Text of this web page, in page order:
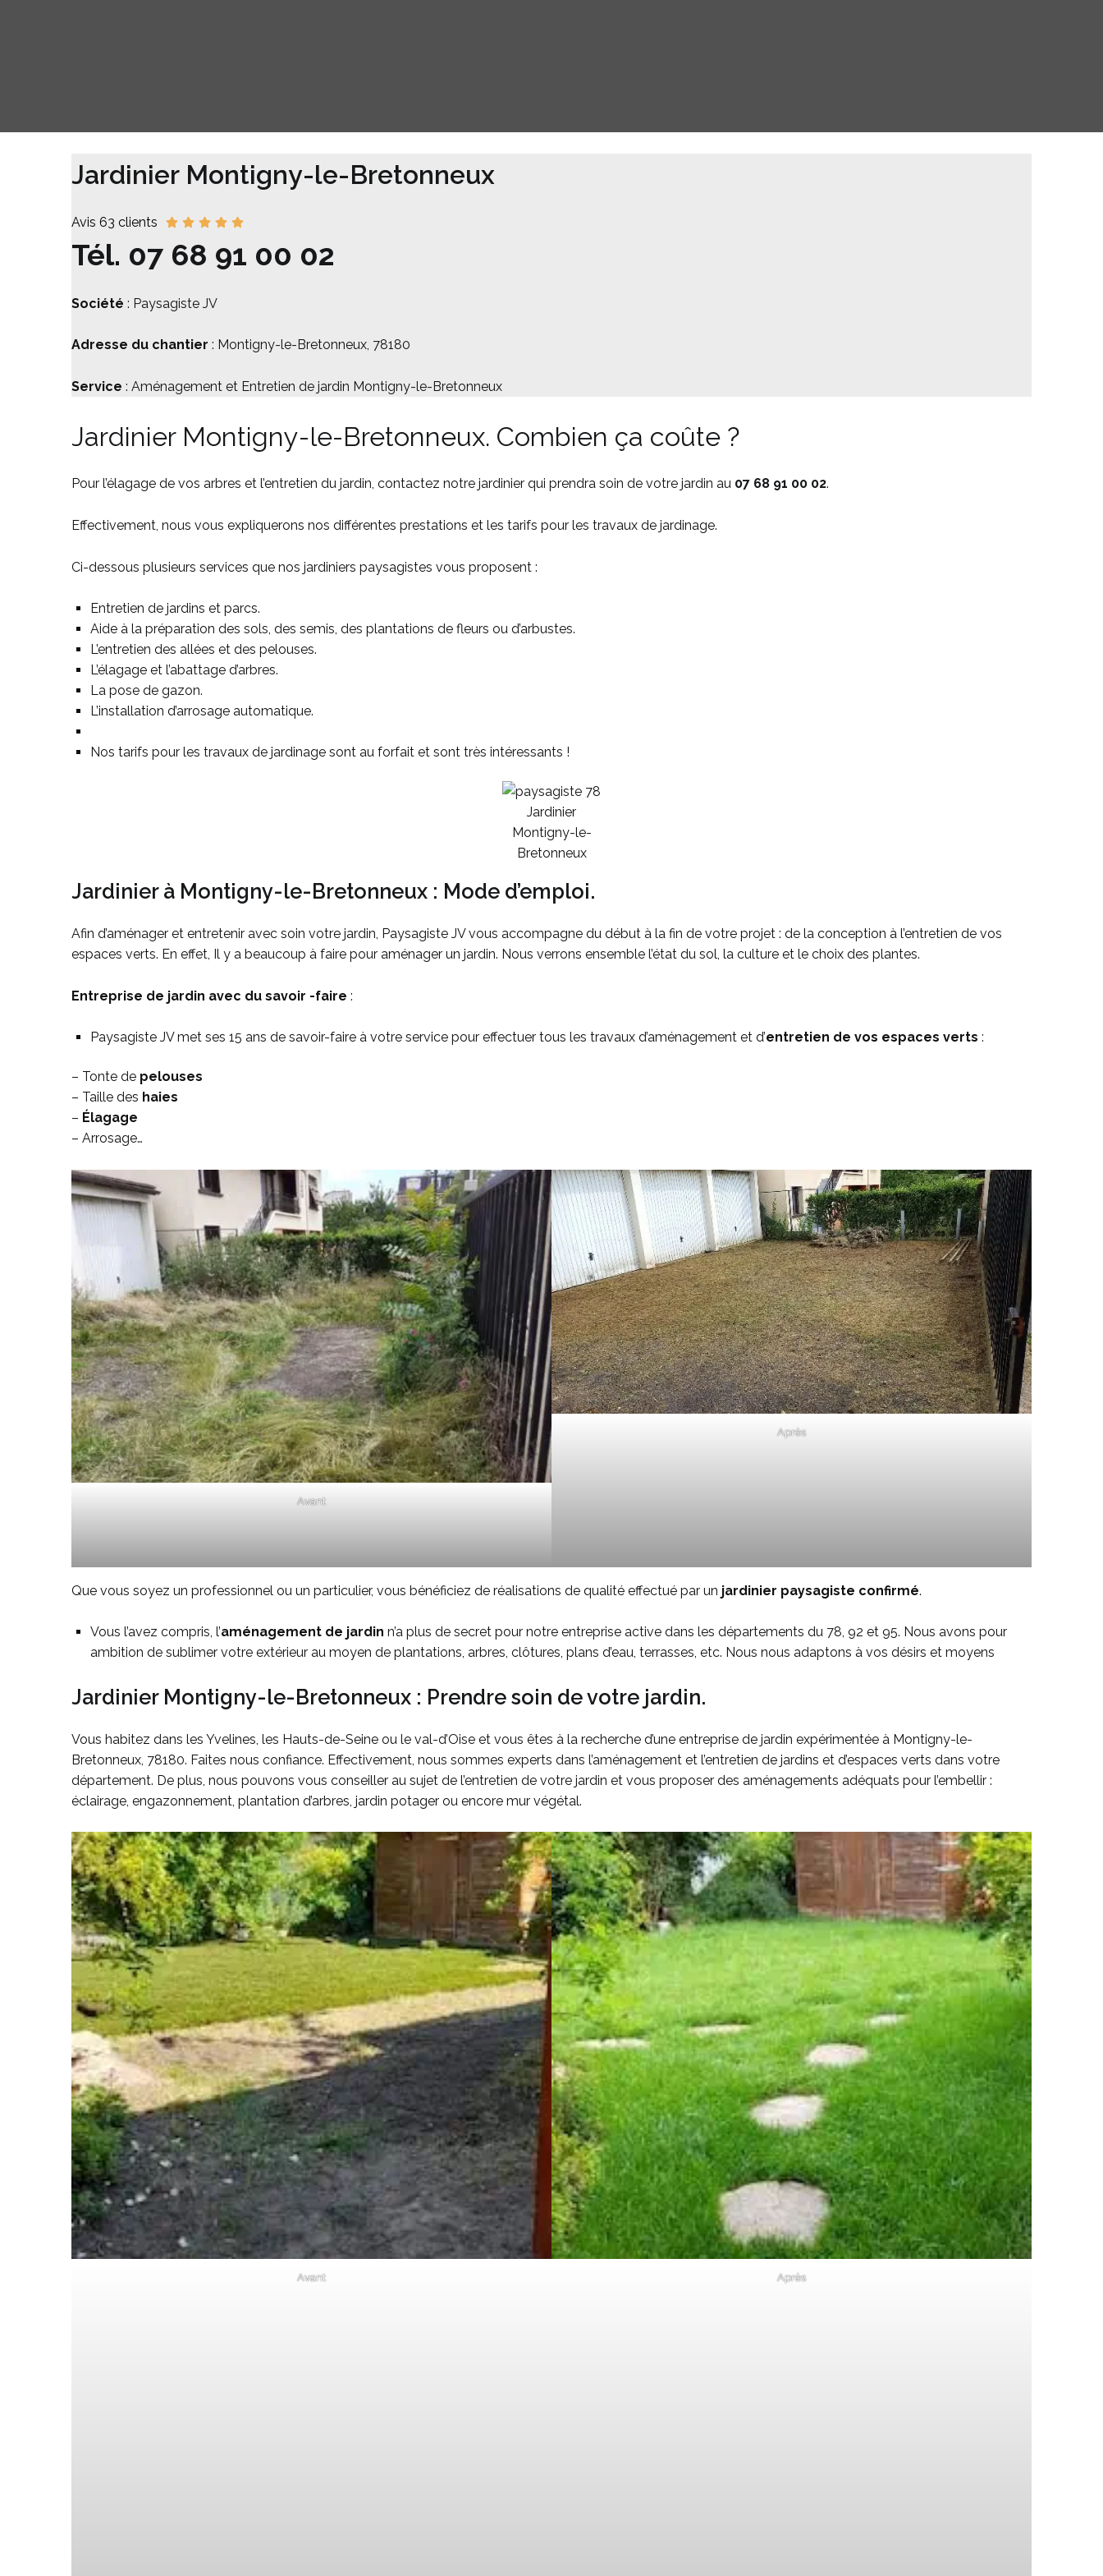
Jardinier Montigny-le-Bretonneux
Avis 63 clients
Tél. 07 68 91 00 02
Société : Paysagiste JV
Adresse du chantier : Montigny-le-Bretonneux, 78180
Service : Aménagement et Entretien de jardin Montigny-le-Bretonneux
Jardinier Montigny-le-Bretonneux. Combien ça coûte ?
Pour l’élagage de vos arbres et l’entretien du jardin, contactez notre jardinier qui prendra soin de votre jardin au 07 68 91 00 02.
Effectivement, nous vous expliquerons nos différentes prestations et les tarifs pour les travaux de jardinage.
Ci-dessous plusieurs services que nos jardiniers paysagistes vous proposent :
Entretien de jardins et parcs.
Aide à la préparation des sols, des semis, des plantations de fleurs ou d’arbustes.
L’entretien des allées et des pelouses.
L’élagage et l’abattage d’arbres.
La pose de gazon.
L’installation d’arrosage automatique.
Nos tarifs pour les travaux de jardinage sont au forfait et sont très intéressants !
Jardinier
Montigny-le-
Bretonneux
Jardinier à Montigny-le-Bretonneux : Mode d’emploi.
Afin d’aménager et entretenir avec soin votre jardin, Paysagiste JV vous accompagne du début à la fin de votre projet : de la conception à l’entretien de vos
espaces verts. En effet, Il y a beaucoup à faire pour aménager un jardin. Nous verrons ensemble l’état du sol, la culture et le choix des plantes.
Entreprise de jardin avec du savoir -faire :
Paysagiste JV met ses 15 ans de savoir-faire à votre service pour effectuer tous les travaux d’aménagement et d’entretien de vos espaces verts :
– Tonte de pelouses
– Taille des haies
– Élagage
– Arrosage…
Avant
Après
Que vous soyez un professionnel ou un particulier, vous bénéficiez de réalisations de qualité effectué par un jardinier paysagiste confirmé.
Vous l’avez compris, l’aménagement de jardin n’a plus de secret pour notre entreprise active dans les départements du 78, 92 et 95. Nous avons pour
ambition de sublimer votre extérieur au moyen de plantations, arbres, clôtures, plans d’eau, terrasses, etc. Nous nous adaptons à vos désirs et moyens
Jardinier Montigny-le-Bretonneux : Prendre soin de votre jardin.
Vous habitez dans les Yvelines, les Hauts-de-Seine ou le val-d’Oise et vous êtes à la recherche d’une entreprise de jardin expérimentée à Montigny-le-
Bretonneux, 78180. Faites nous confiance. Effectivement, nous sommes experts dans l’aménagement et l’entretien de jardins et d’espaces verts dans votre
département. De plus, nous pouvons vous conseiller au sujet de l’entretien de votre jardin et vous proposer des aménagements adéquats pour l’embellir :
éclairage, engazonnement, plantation d’arbres, jardin potager ou encore mur végétal.
Avant Après